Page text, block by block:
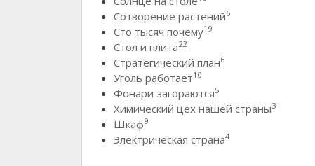
Сотворение растений6
Сто тысяч почему19
Стол и плита22
Стратегический план6
Уголь работает10
Фонари загораются5
Химический цех нашей страны3
Шкаф9
Электрическая страна4